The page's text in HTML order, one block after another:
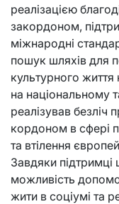
реалізацією
закордоном,
міжнародні
пошук шляхів для
культурного життя
на національному
реалізував безліч
кордоном в сфері
та втілення
Завдяки підтримці
можливість
жити в соціумі та